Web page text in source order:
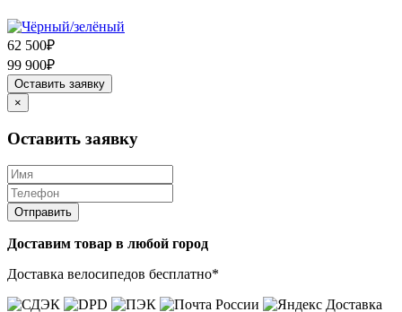
62 500₽
99 900₽
Оставить заявку
×
Оставить заявку
Отправить
Доставим товар в любой город
Доставка велосипедов бесплатно*